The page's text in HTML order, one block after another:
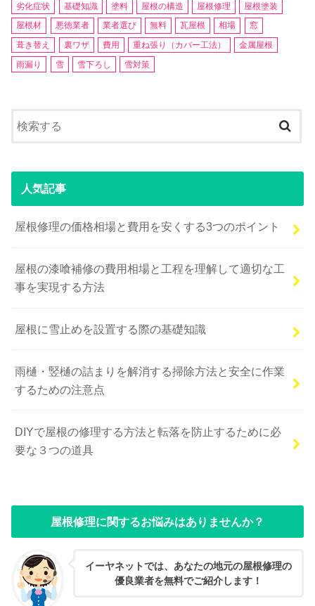
劣化症状
基礎知識 塗料 屋根の構造 屋根修理
屋根塗装
屋根材
悪徳業者 業者選び 無料 瓦屋根 相場
窓
葺き替え
裏ワザ 費用 重ね張り（カバー工法）
金属屋根
雨漏り
雪 雪下ろし 雪対策
人気記事
屋根修理の価格相場と費用を安くする3つのポイント
屋根の漆喰補修の費用相場と工程を理解して適切な工
事を実現する方法
屋根に雪止めを設置する際の基礎知識
雨樋・竪樋の詰まりを解消する掃除方法と安全に作業
するための注意点
DIYで屋根の修理する方法と転落を防止するために必
要な３つの道具
屋根修理に関するお悩みはありませんか？
イーヤネットでは、あなたの地元の屋根修理の
優良業者を無料でご紹介します！